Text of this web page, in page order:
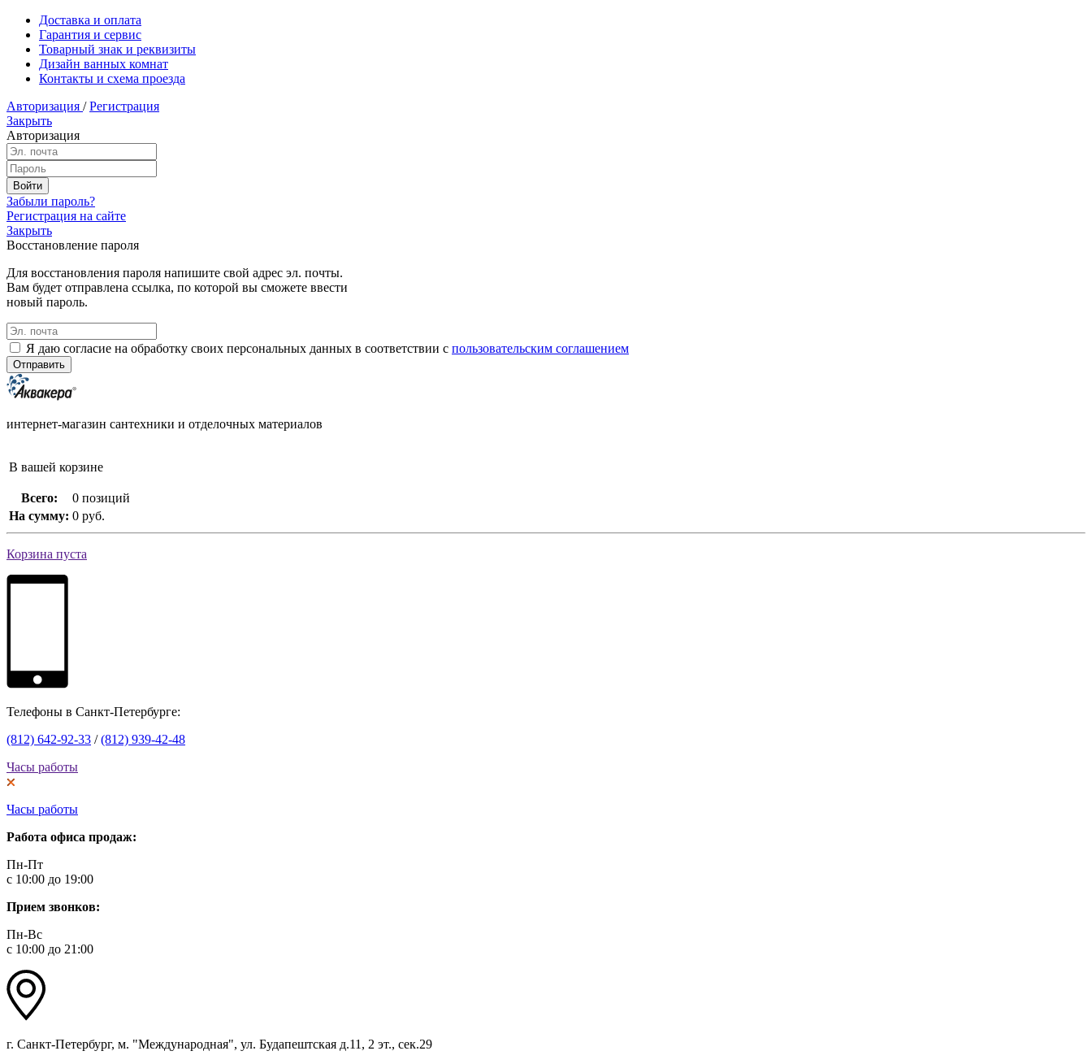
Доставка и оплата
Гарантия и сервис
Товарный знак и реквизиты
Дизайн ванных комнат
Контакты и схема проезда
Авторизация / Регистрация
Закрыть
Авторизация
Забыли пароль?
Регистрация на сайте
Закрыть
Восстановление пароля
Для восстановления пароля напишите свой адрес эл. почты.
Вам будет отправлена ссылка, по которой вы сможете ввести
новый пароль.
Я даю согласие на обработку своих персональных данных в соответствии с пользовательским соглашением
интернет-магазин сантехники и отделочных материалов
В вашей корзине
Всего:
0 позиций
На сумму: 0 руб.
Корзина пуста
Телефоны в Санкт-Петербурге:
(812) 642-92-33 /(812) 939-42-48
Часы работы
Часы работы
Работа офиса продаж:
Пн-Пт
с 10:00 до 19:00
Прием звонков:
Пн-Вс
с 10:00 до 21:00
г. Санкт-Петербург, м. "Международная", ул. Будапештская д.11, 2 эт., сек.29